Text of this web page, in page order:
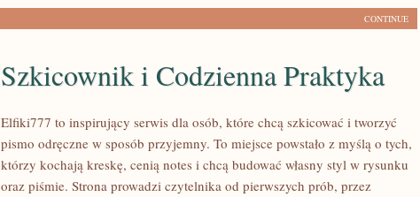
CONTINUE
Szkicownik i Codzienna Praktyka
Elfiki777 to inspirujący serwis dla osób, które chcą szkicować i tworzyć
pismo odręczne w sposób przyjemny. To miejsce powstało z myślą o tych,
którzy kochają kreskę, cenią notes i chcą budować własny styl w rysunku
oraz piśmie. Strona prowadzi czytelnika od pierwszych prób, przez